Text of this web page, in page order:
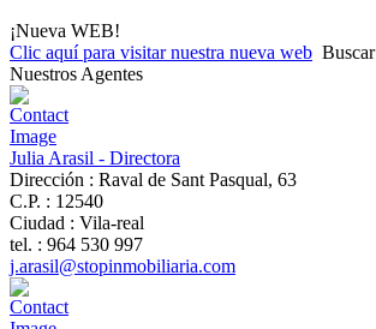
¡Nueva WEB!
Clic aquí para visitar nuestra nueva web Buscar
Nuestros Agentes
Julia Arasil - Directora
Dirección : Raval de Sant Pasqual, 63
C.P. : 12540
Ciudad : Vila-real
tel. : 964 530 997
j.arasil@stopinmobiliaria.com